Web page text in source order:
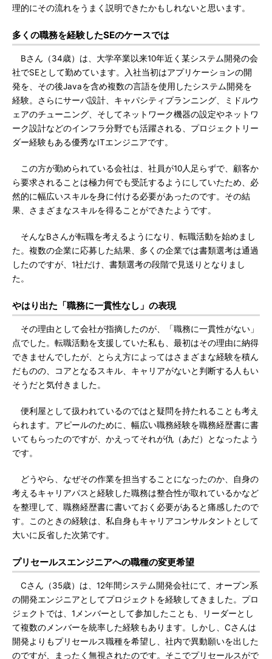
理的にその流れをうまく説明できたかもしれないと思います。
多くの職務を経験したSEのケースでは
Bさん（34歳）は、大学卒業以来10年近く某システム開発の会
社でSEとして勤めています。入社当初はアプリケーションの開
発を、その後Javaを含め複数の言語を使用したシステム開発を
経験。さらにサーバ設計、キャパシティプランニング、ミドルウ
ェアのチューニング、そしてネットワーク機器の設定やネットワ
ーク設計などのインフラ分野でも活躍される、プロジェクトリー
ダー経験もある優秀なITエンジニアです。
この方が勤められている会社は、社員が10人足らずで、顧客か
ら要求されることは極力何でも受託するようにしていたため、必
然的に幅広いスキルを身に付ける必要があったのです。その結
果、さまざまなスキルを得ることができたようです。
そんなBさんが転職を考えるようになり、転職活動を始めまし
た。複数の企業に応募した結果、多くの企業では書類選考は通過
したのですが、1社だけ、書類選考の段階で見送りとなりまし
た。
やはり出た「職務に一貫性なし」の表現
その理由として会社が指摘したのが、「職務に一貫性がない」
点でした。転職活動を支援していた私も、最初はその理由に納得
できませんでしたが、とらえ方によってはさまざまな経験を積ん
だものの、コアとなるスキル、キャリアがないと判断する人もい
そうだと気付きました。
便利屋として扱われているのではと疑問を持たれることも考え
られます。アピールのために、幅広い職務経験を職務経歴書に書
いてもらったのですが、かえってそれが仇（あだ）となったよう
です。
どうやら、なぜその作業を担当することになったのか、自身の
考えるキャリアパスと経験した職務は整合性が取れているかなど
を整理して、職務経歴書に書いておく必要があると痛感したので
す。このときの経験は、私自身もキャリアコンサルタントとして
大いに反省した次第です。
プリセールスエンジニアへの職種の変更希望
Cさん（35歳）は、12年間システム開発会社にて、オープン系
の開発エンジニアとしてプロジェクトを経験してきました。プロ
ジェクトでは、1メンバーとして参加したことも、リーダーとし
て複数のメンバーを統率した経験もあります。しかし、Cさんは
開発よりもプリセールス職種を希望し、社内で異動願いを出した
のですが、まったく無視されたのです。そこでプリセールスがで